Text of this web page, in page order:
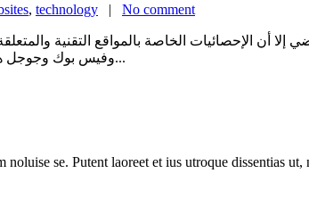
, technology | No comment
أن الإحصائيات الخاصة بالمواقع التقنية
وفيس بوك وجوجل ها هو اليوتيوب يعرض ارقامه أيضا حيث قال...
se. Putent laoreet et ius utroque dissentias ut,